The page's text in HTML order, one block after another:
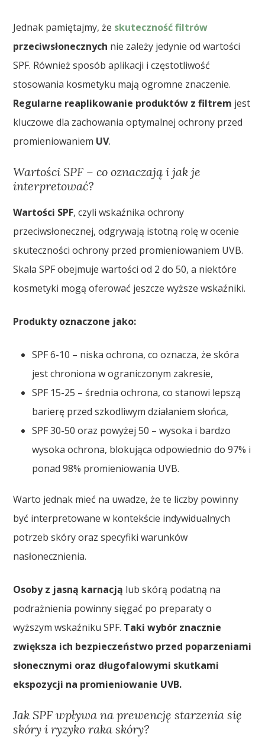
Jednak pamiętajmy, że skuteczność filtrów
przeciwsłonecznych nie zależy jedynie od wartości
SPF. Również sposób aplikacji i częstotliwość
stosowania kosmetyku mają ogromne znaczenie.
Regularne reaplikowanie produktów z filtrem jest
kluczowe dla zachowania optymalnej ochrony przed
promieniowaniem UV.
Wartości SPF – co oznaczają i jak je
interpretować?
Wartości SPF, czyli wskaźnika ochrony
przeciwsłonecznej, odgrywają istotną rolę w ocenie
skuteczności ochrony przed promieniowaniem UVB.
Skala SPF obejmuje wartości od 2 do 50, a niektóre
kosmetyki mogą oferować jeszcze wyższe wskaźniki.
Produkty oznaczone jako:
SPF 6-10 – niska ochrona, co oznacza, że skóra
jest chroniona w ograniczonym zakresie,
SPF 15-25 – średnia ochrona, co stanowi lepszą
barierę przed szkodliwym działaniem słońca,
SPF 30-50 oraz powyżej 50 – wysoka i bardzo
wysoka ochrona, blokująca odpowiednio do 97% i
ponad 98% promieniowania UVB.
Warto jednak mieć na uwadze, że te liczby powinny
być interpretowane w kontekście indywidualnych
potrzeb skóry oraz specyfiki warunków
nasłonecznienia.
Osoby z jasną karnacją lub skórą podatną na
podrażnienia powinny sięgać po preparaty o
wyższym wskaźniku SPF. Taki wybór znacznie
zwiększa ich bezpieczeństwo przed poparzeniami
słonecznymi oraz długofalowymi skutkami
ekspozycji na promieniowanie UVB.
Jak SPF wpływa na prewencję starzenia się
skóry i ryzyko raka skóry?